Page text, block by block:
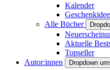
Kalender
Alle Bücher
Aktuelle
Topseller
Autor:innen
Dropdown